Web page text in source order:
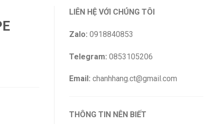
LIÊN HỆ VỚI CHÚNG TÔI
Zalo: 0918840853
Telegram: 0853105206
Email: chanhhang.ct@gmail.com
THÔNG TIN NÊN BIẾT